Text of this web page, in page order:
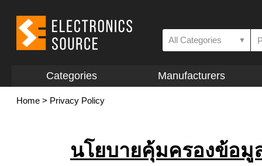
All Categories ▼
Categories Manufacturers
Home > Privacy Policy
นโยบายคุ้มครองข้อมู